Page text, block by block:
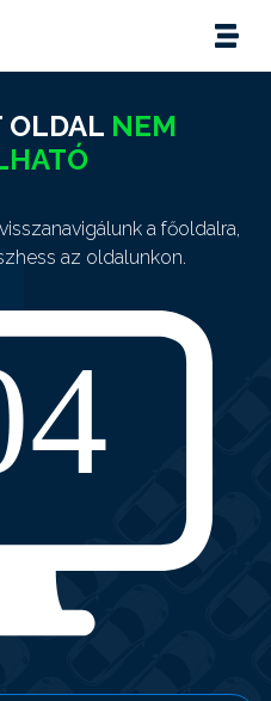
OLDAL NEM
a főoldalra,
az oldalunkon.